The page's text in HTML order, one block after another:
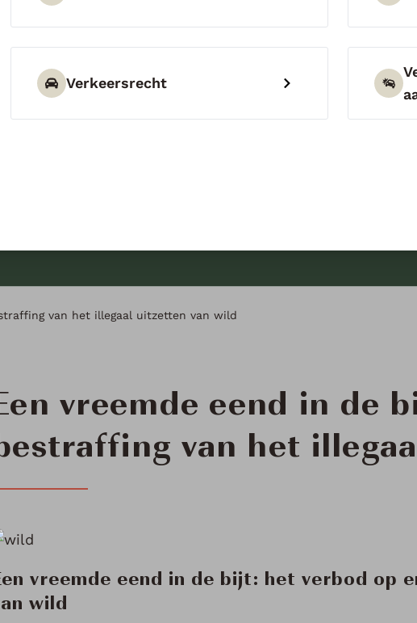
Verkeersrecht
van het illegaal uitzetten van wild
vreemde eend in de
van het
vreemde eend in de bijt: het verbod
wild